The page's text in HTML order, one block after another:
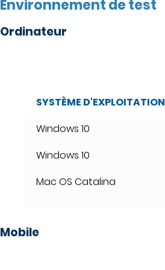
Environnement de test
Ordinateur
SYSTÈME D'EXPLOITATION
Windows 10
Windows 10
Mac OS Catalina
Mobile